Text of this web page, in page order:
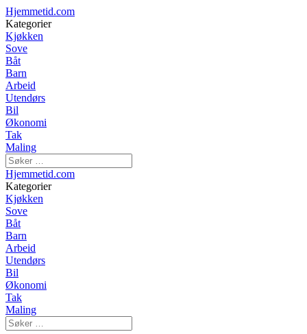
Hjemmetid.com
Kategorier
Kjøkken
Sove
Båt
Barn
Arbeid
Utendørs
Bil
Økonomi
Tak
Maling
Hjemmetid.com
Kategorier
Kjøkken
Sove
Båt
Barn
Arbeid
Utendørs
Bil
Økonomi
Tak
Maling